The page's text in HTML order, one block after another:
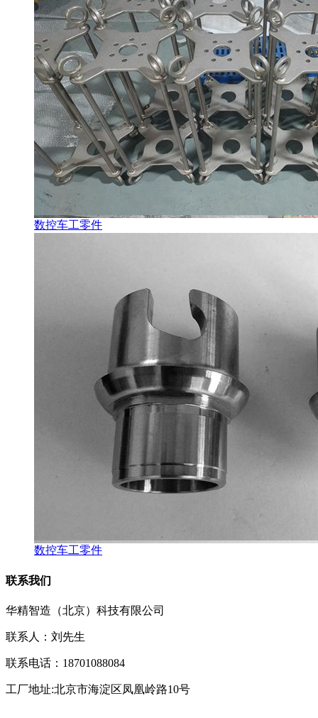
数控车工零件
数控车工零件
联系我们
华精智造（北京）科技有限公司
联系人：刘先生
联系电话：18701088084
工厂地址:北京市海淀区凤凰岭路10号